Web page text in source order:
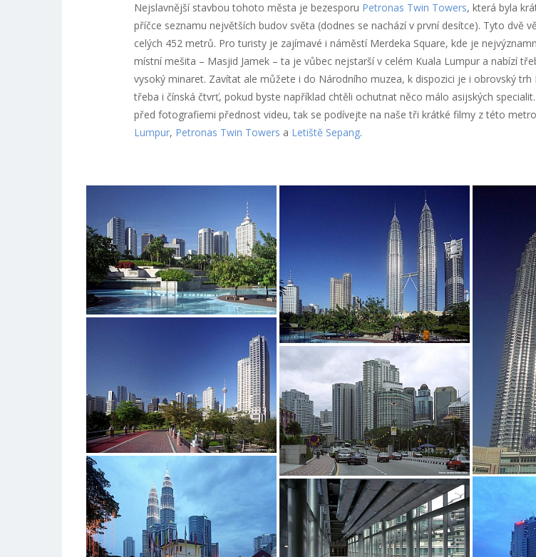
Nejslavnější stavbou tohoto města je bezesporu Petronas Twin Towers, která byla
příčce seznamu největších budov světa (dodnes se nachází v první desítce). Tyto dvě
celých 452 metrů. Pro turisty je zajímavé i náměstí Merdeka Square, kde je
místní mešita – Masjid Jamek – ta je vůbec nejstarší v celém Kuala Lumpur a nabízí
vysoký minaret. Zavítat ale můžete i do Národního muzea, k dispozici je i obrovský trh
třeba i čínská čtvrť, pokud byste například chtěli ochutnat něco málo asijských
před fotografiemi přednost videu, tak se podívejte na naše tři krátké filmy z této
Lumpur, Petronas Twin Towers a Letiště Sepang.